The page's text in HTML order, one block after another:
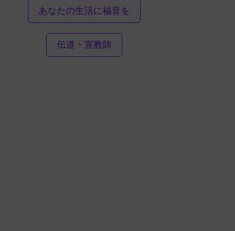
あなたの生活に福音を
伝道・宣教師